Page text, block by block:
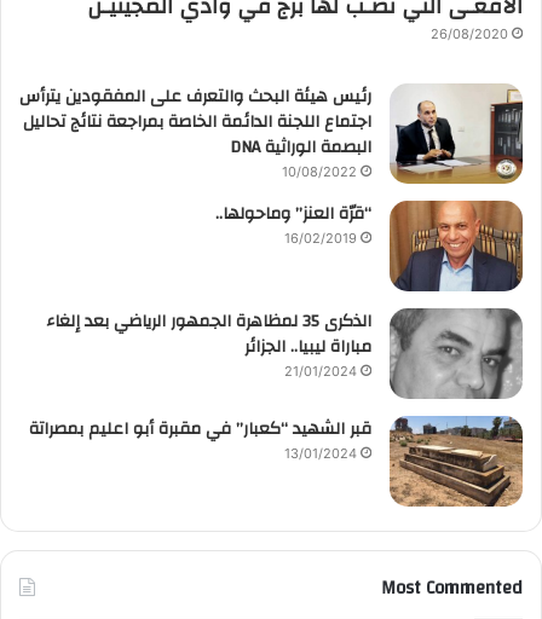
26/08/2020
رئيس هيئة البحث والتعرف على المفقودين يترأس
اجتماع اللجنة الدائمة الخاصة بمراجعة نتائج تحاليل
البصمة الوراثية DNA
10/08/2022
“قرّة العنز” وماحولها..
16/02/2019
الذكرى 35 لمظاهرة الجمهور الرياضي بعد إلغاء
مباراة ليبيا.. الجزائر
21/01/2024
قبر الشهيد “كعبار” في مقبرة أبو اعليم بمصراتة
13/01/2024
Most Commented